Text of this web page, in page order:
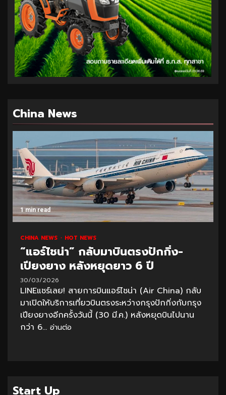
China News
1 min read
CHINA NEWS HOT NEWS
“แอร์ไชน่า” กลับมาบินตรงปักกิ่ง-
เปียงยาง หลังหยุดยาว 6 ปี
30/03/2026
LINEแชร์เลย! สายการบินแอร์ไชน่า (Air China) กลับ
มาเปิดให้บริการเที่ยวบินตรงระหว่างกรุงปักกิ่งกับกรุง
เปียงยางอีกครั้งวันนี้ (30 มี.ค.) หลังหยุดบินไปนาน
กว่า 6... อ่านต่อ
Start Up